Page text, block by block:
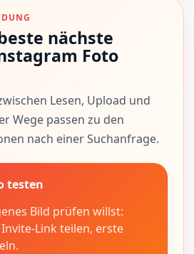
nächste
Foto
Lesen, Upload und
Wege passen zu den
nach einer Suchanfrage.
testen
Bild prüfen willst:
Link teilen, erste